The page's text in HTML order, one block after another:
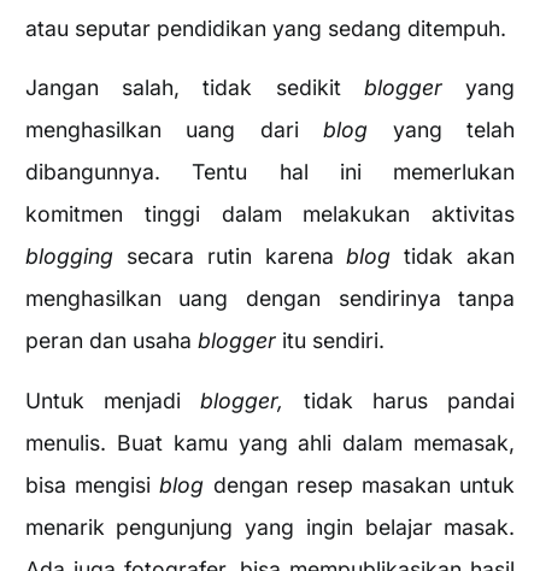
atau seputar pendidikan yang sedang ditempuh.
Jangan salah, tidak sedikit bloggeryang
menghasilkan uang dariblog yang telah
dibangunnya. Tentu hal ini memerlukan
komitmen tinggi dalam melakukan aktivitas
blogging secara rutin karena blogtidak akan
menghasilkan uang dengan sendirinya tanpa
peran dan usaha bloggeritu sendiri.
Untuk menjadiblogger, tidak harus pandai
menulis. Buat kamu yang ahli dalam memasak,
bisa mengisiblog dengan resep masakan untuk
menarik pengunjung yang ingin belajar masak.